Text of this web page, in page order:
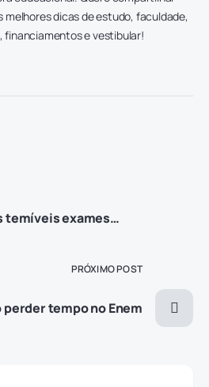
melhores dicas de estudo, faculdade,
financiamentos e vestibular!
temíveis exames…
PRÓXIMO POST
perder tempo no Enem